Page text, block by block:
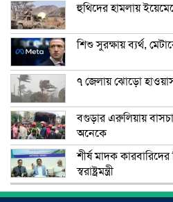
হুথিদের হামলায়
শিশু সুরক্ষায় ব্যর্থ,
৭ জেলায় ঝোড়ো
বগুড়ার এরুলিয়ায়
অনেকে
শীর্ষ মাদক
স্বরাষ্ট্রমন্ত্রী